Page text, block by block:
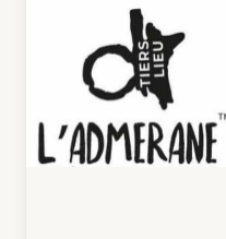
depuis 2021
mascotte Gertrude,